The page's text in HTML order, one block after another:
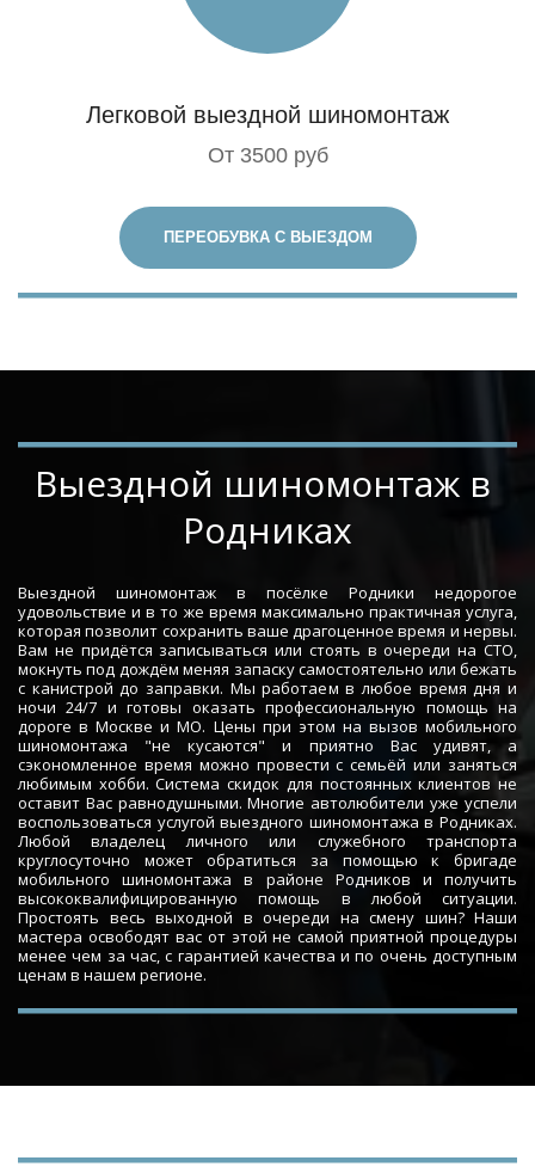
Легковой выездной шиномонтаж
От 3500 руб
ПЕРЕОБУВКА С ВЫЕЗДОМ
­­­­Выездной шиномонтаж в
Родниках
Выездной шиномонтаж в посёлке Родники недорогое
удовольствие и в то же время максимально практичная услуга,
которая позволит сохранить ваше драгоценное время и нервы.
Вам не придётся записываться или стоять в очереди на СТО,
мокнуть под дождём меняя запаску самостоятельно или бежать
с канистрой до заправки. Мы работаем в любое время дня и
ночи 24/7 и готовы оказать профессиональную помощь на
дороге в Москве и МО. Цены при этом на вызов мобильного
шиномонтажа "не кусаются" и приятно Вас удивят, а
сэкономленное время можно провести с семьёй или заняться
любимым хобби. Система скидок для постоянных клиентов не
оставит Вас равнодушными. Многие автолюбители уже успели
воспользоваться услугой выездного шиномонтажа в Родниках.
Любой владелец личного или служебного транспорта
круглосуточно может обратиться за помощью к бригаде
мобильного шиномонтажа в районе Родников и получить
высококвалифицированную помощь в любой ситуации.
Простоять весь выходной в очереди на смену шин? Наши
мастера освободят вас от этой не самой приятной процедуры
менее чем за час, с гарантией качества и по очень доступным
ценам в нашем регионе.